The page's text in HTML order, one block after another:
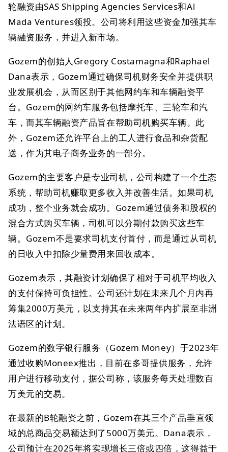
轮融资由SAS Shipping Agencies Services和Al
Mada Ventures领投。公司将利用这些资金加强其车
辆融资服务，并进入新市场。
Gozem的创始人Gregory Costamagna和Raphael
Dana表示，Gozem通过确保司机财务安全并提供职
业发展机会，从而区别于其他网约车和车辆融资平
台。Gozem的网约车服务包括摩托车、三轮车和汽
车，而其车辆融资产品旨在帮助司机购买车辆。此
外，Gozem还允许平台上的工人进行食品和杂货配
送，作为其电子商务业务的一部分。
Gozem的主要客户是专业司机，公司构建了一个生态
系统，帮助司机赚取更多收入并改善生活。如果司机
成功，整个业务就会成功。Gozem通过债务和股权的
混合方式购买车辆，司机可以分期付款购买这些车
辆。Gozem不是要求司机支付首付，而是通过从司机
的日收入中扣除少量费用来回收成本。
Gozem表示，其融资计划确保了相对于司机平均收入
的支付保持可负担性。公司还计划在未来几个月内再
筹集2000万美元，以支持其在未来两年内扩展至非洲
法语区的计划。
Gozem的数字银行服务（Gozem Money）于2023年
通过收购Moneex推出，目前在多哥提供服务，允许
用户进行移动支付，据公司称，该服务每天处理数百
万美元的交易。
在最新的B轮融资之前，Gozem在其三个产品垂直领
域的总商品交易额达到了5000万美元。Dana表示，
公司预计在2025年将实现增长三倍或四倍，这得益于